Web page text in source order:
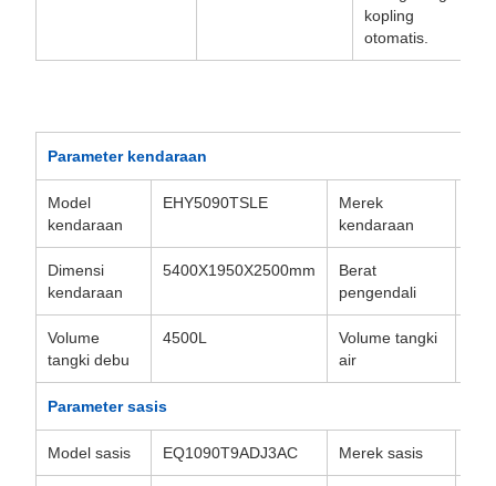
kopling
otomatis.
Parameter kendaraan
Model
kendaraan
EHY5090TSLE
Merek
kendaraan
Dimensi
kendaraan
5400X1950X2500mm
Berat
pengendali
Volume
tangki debu
4500L
Volume tangki
air
Parameter sasis
Model sasis EQ1090T9ADJ3AC Merek sasis